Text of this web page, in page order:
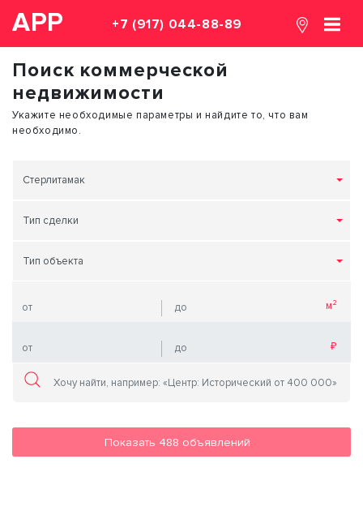
АРР +7 (917) 044-88-89
Поиск коммерческой
недвижимости
Укажите необходимые параметры и найдите то, что вам
необходимо.
Стерлитамак
Тип сделки
Тип объекта
Показать 488 объявлений